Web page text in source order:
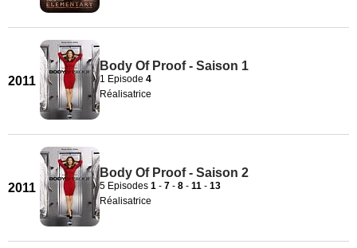
2011
Body Of Proof - Saison 1
1 Episode 4
Réalisatrice
2011
Body Of Proof - Saison 2
5 Episodes 1 - 7 - 8 - 11 - 13
Réalisatrice